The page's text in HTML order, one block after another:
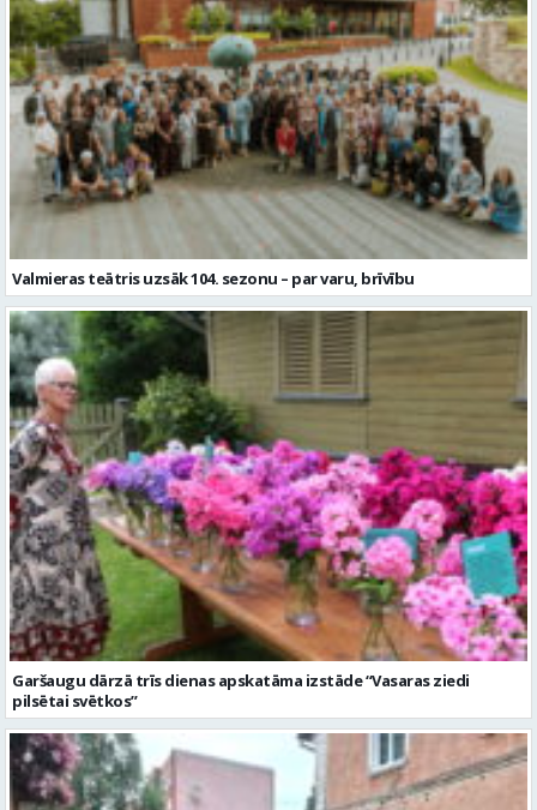
Valmieras teātris uzsāk 104. sezonu – par varu, brīvību
Garšaugu dārzā trīs dienas apskatāma izstāde “Vasaras ziedi
pilsētai svētkos”